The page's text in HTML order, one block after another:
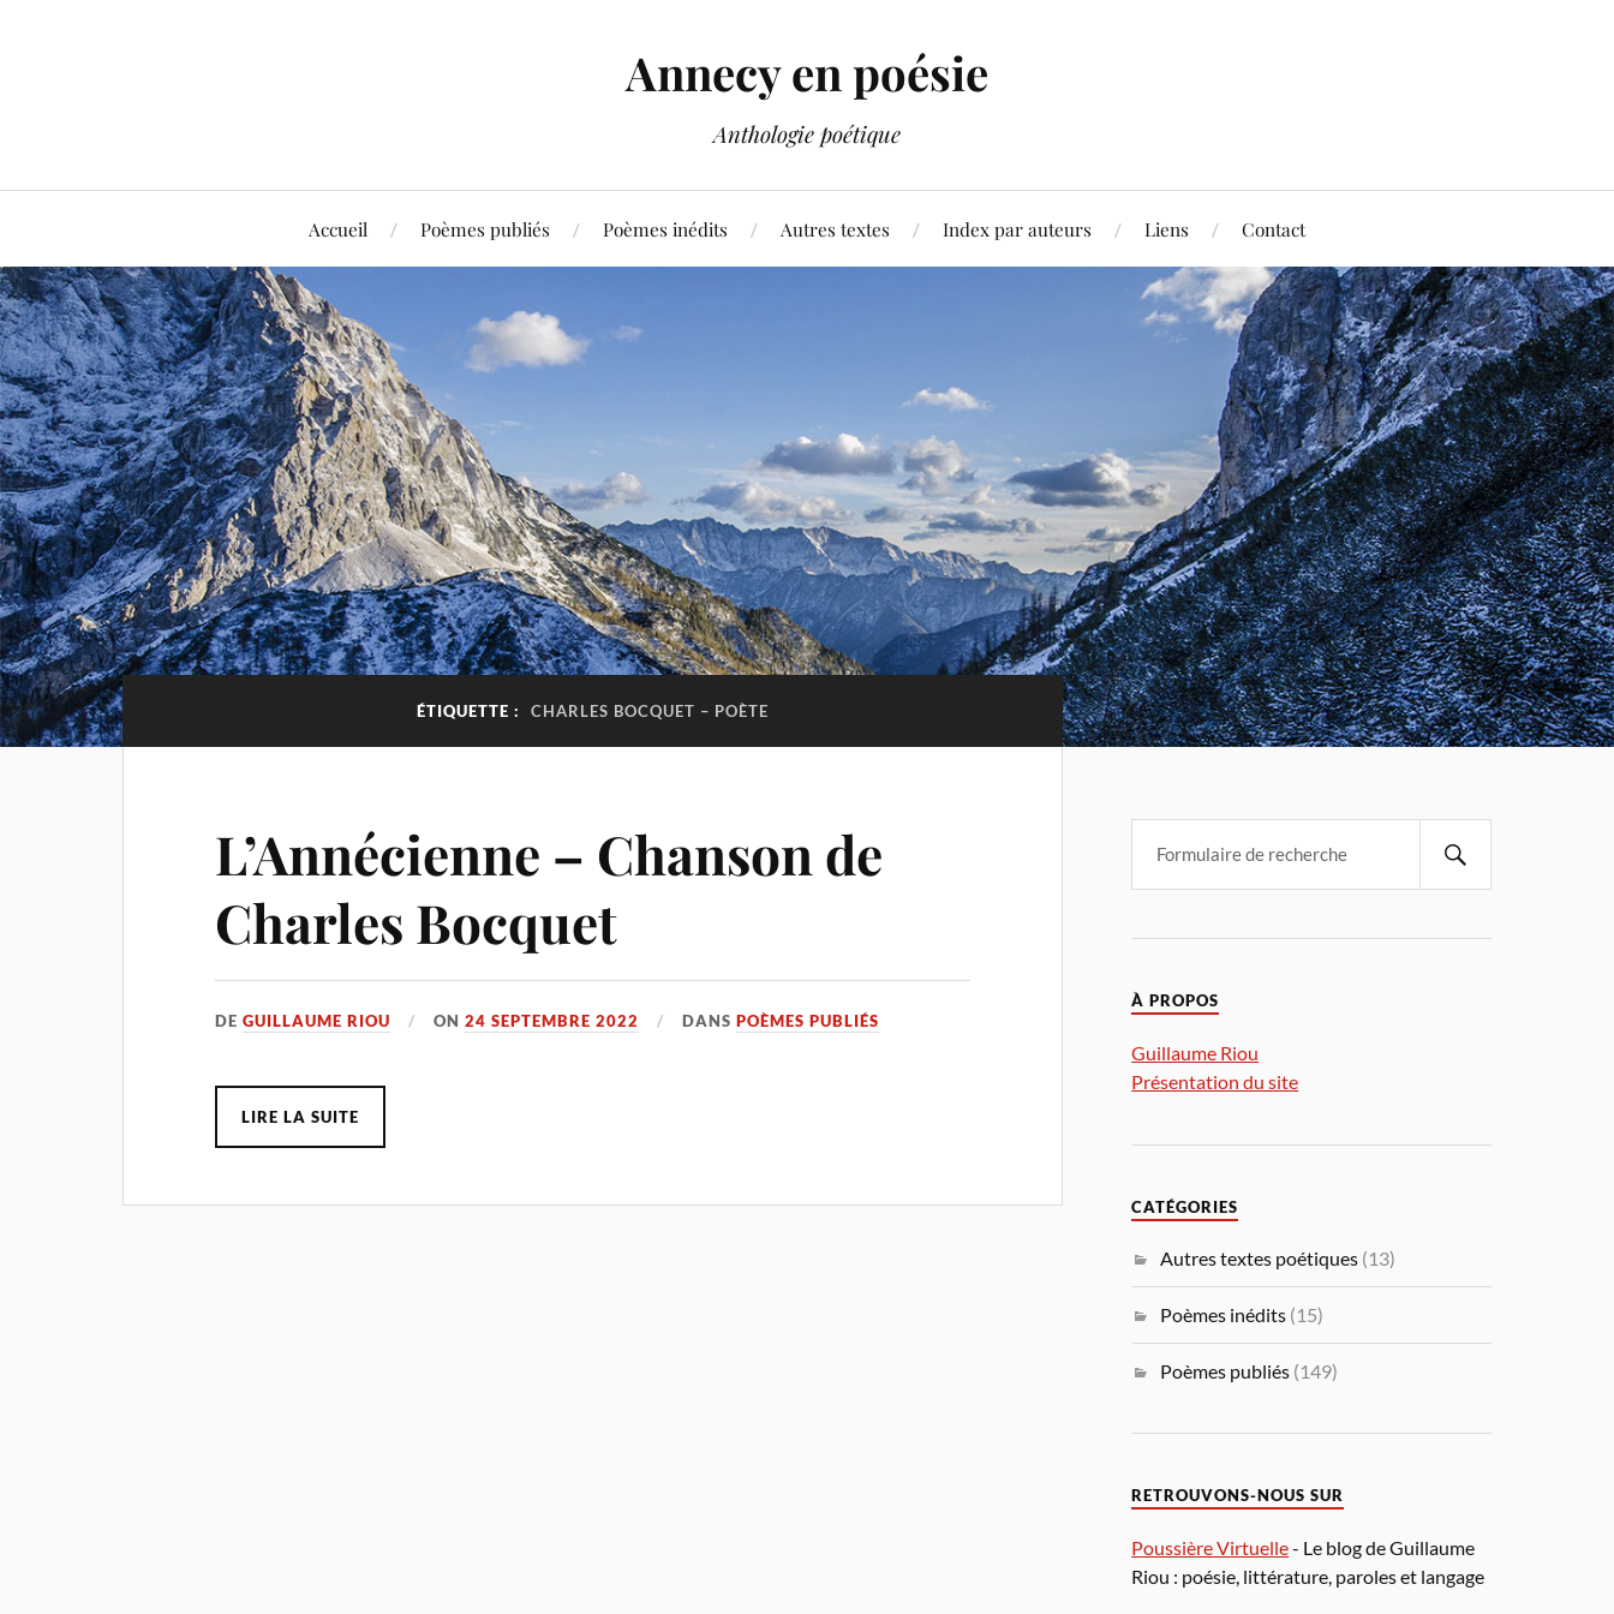
Annecy en poésie
Anthologie poétique
Accueil Poèmes publiés Poèmes inédits Autres textes Index par auteurs Liens Contact
ÉTIQUETTE : CHARLES BOCQUET – POÈTE
L’Annécienne – Chanson de
Charles Bocquet
DEGUILLAUME RIOU ON24 SEPTEMBRE 2022 DANSPOÈMES PUBLIÉS
LIRE LA SUITE
À PROPOS
Guillaume Riou
Présentation du site
CATÉGORIES
Autres textes poétiques (13)
Poèmes inédits (15)
Poèmes publiés (149)
RETROUVONS-NOUS SUR
Poussière Virtuelle- Le blog de Guillaume
Riou : poésie, littérature, paroles et langage